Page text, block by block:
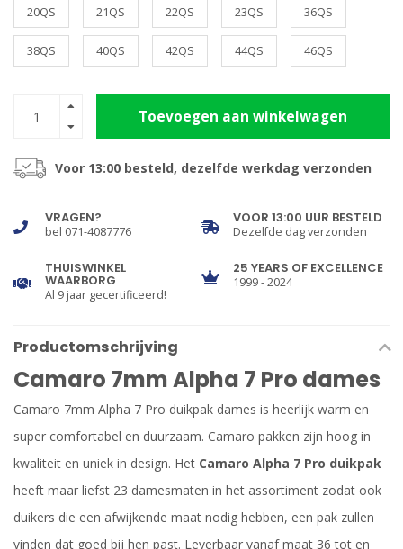
20QS 21QS 22QS 23QS 36QS
38QS 40QS 42QS 44QS 46QS
Toevoegen aan winkelwagen
Voor 13:00 besteld, dezelfde werkdag verzonden
VRAGEN?
bel 071-4087776
VOOR 13:00 UUR BESTELD
Dezelfde dag verzonden
THUISWINKEL
WAARBORG
Al 9 jaar gecertificeerd!
25 YEARS OF EXCELLENCE
1999 - 2024
Productomschrijving
Camaro 7mm Alpha 7 Pro dames
Camaro 7mm Alpha 7 Pro duikpak dames is heerlijk warm en
super comfortabel en duurzaam. Camaro pakken zijn hoog in
kwaliteit en uniek in design. Het Camaro Alpha 7 Pro duikpak
heeft maar liefst 23 damesmaten in het assortiment zodat ook
duikers die een afwijkende maat nodig hebben, een pak zullen
vinden dat goed bij hen past. Leverbaar vanaf maat 36 tot en